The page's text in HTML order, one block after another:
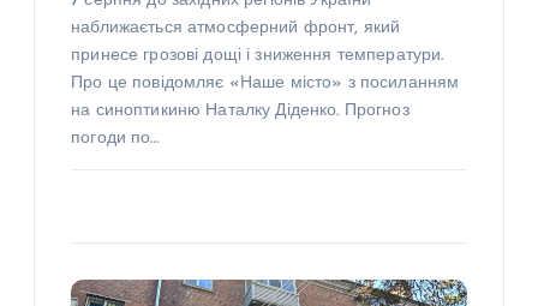
наближається атмосферний фронт, який
принесе грозові дощі і зниження температури.
Про це повідомляє «Наше місто» з посиланням
на синоптикиню Наталку Діденко. Прогноз
погоди по…